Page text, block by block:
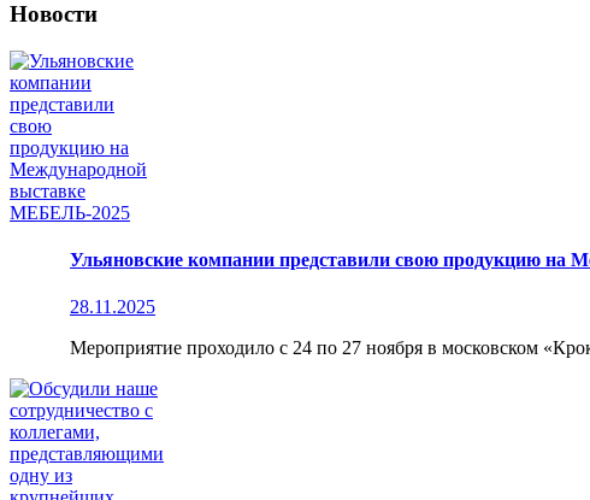
Новости
Ульяновские компании представили свою продукцию
28.11.2025
Мероприятие проходило с 24 по 27 ноября в московском